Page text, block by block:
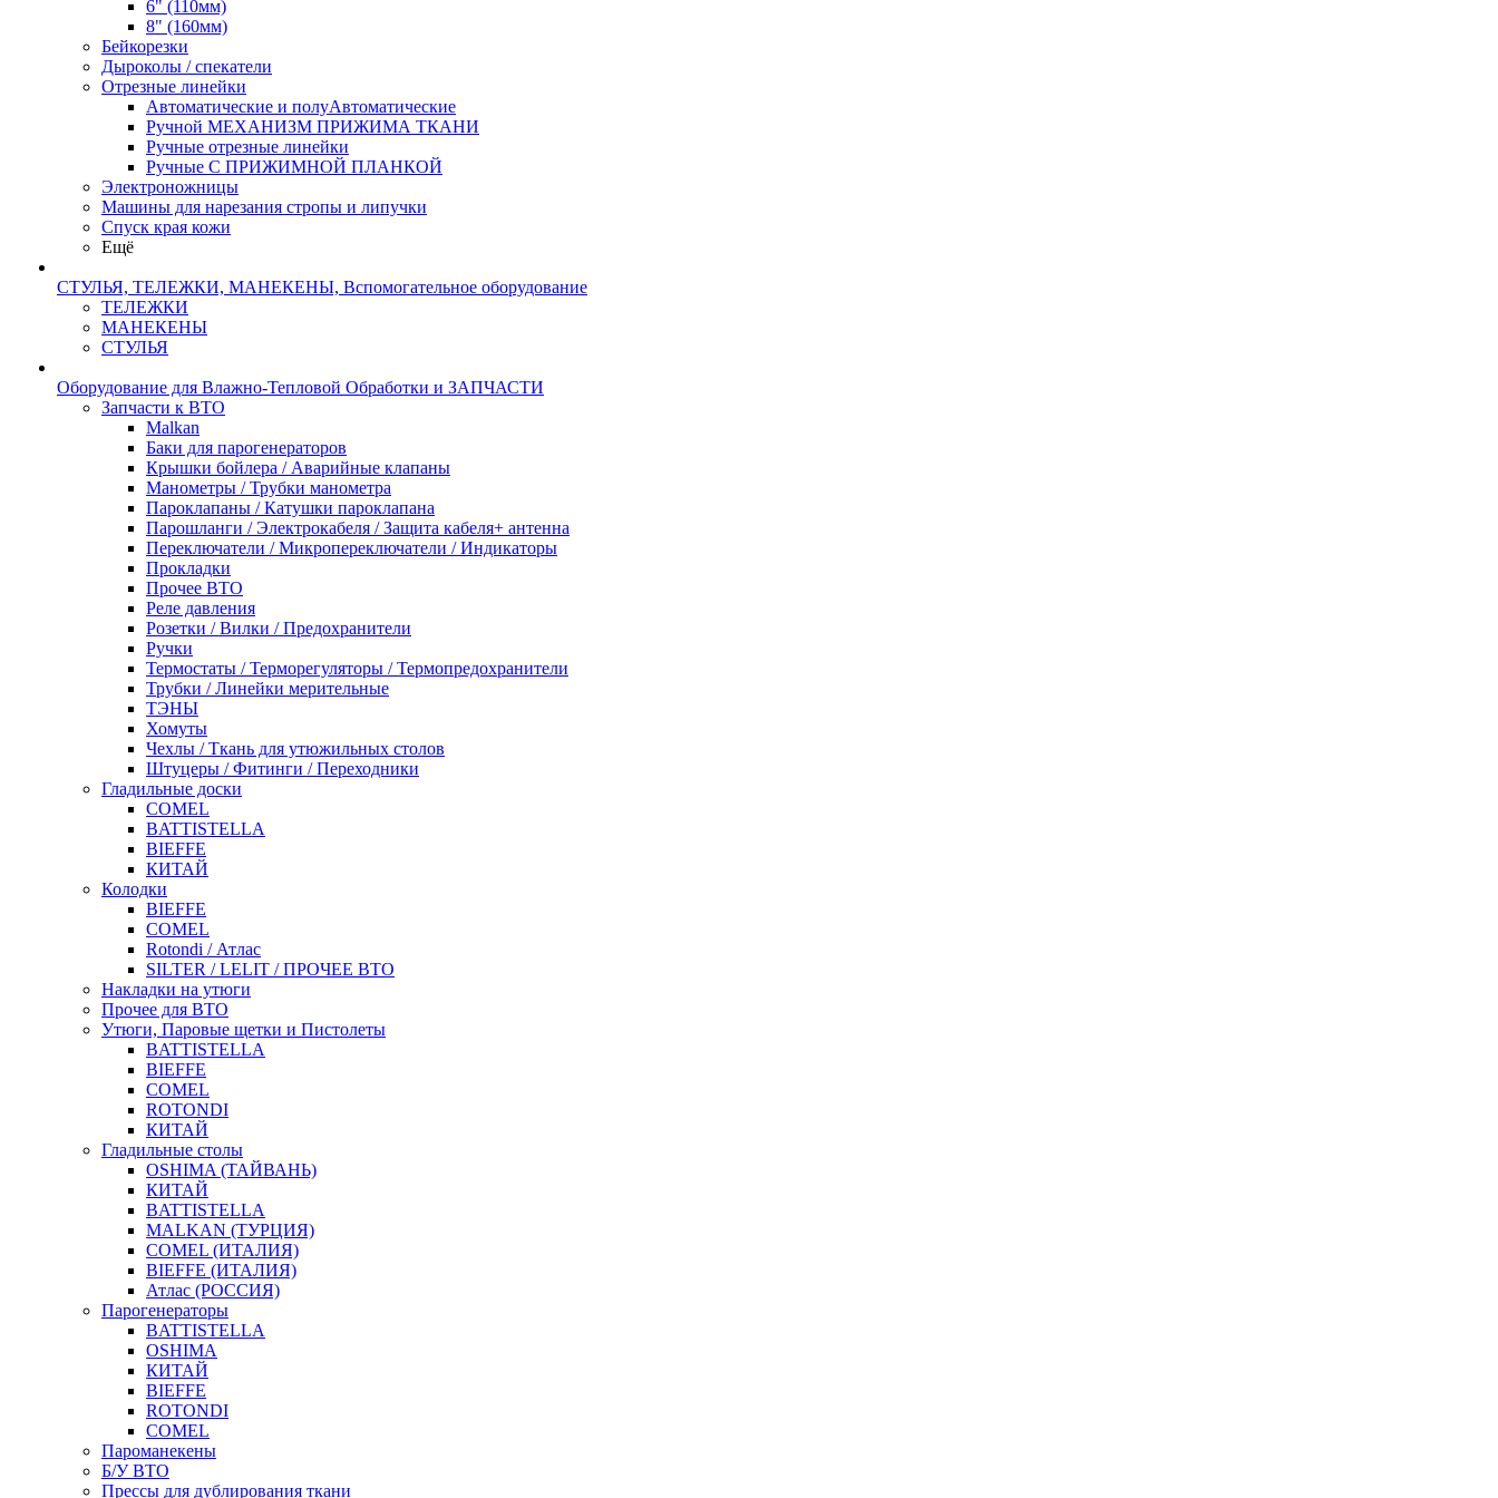
6" (110мм)
8" (160мм)
Бейкорезки
Дыроколы / спекатели
Отрезные линейки
Автоматические и полуАвтоматические
Ручной МЕХАНИЗМ ПРИЖИМА ТКАНИ
Ручные отрезные линейки
Ручные С ПРИЖИМНОЙ ПЛАНКОЙ
Электроножницы
Машины для нарезания стропы и липучки
Спуск края кожи
Ещё
СТУЛЬЯ, ТЕЛЕЖКИ, МАНЕКЕНЫ, Вспомогательное оборудование
ТЕЛЕЖКИ
МАНЕКЕНЫ
СТУЛЬЯ
Оборудование для Влажно-Тепловой Обработки и ЗАПЧАСТИ
Запчасти к ВТО
Malkan
Баки для парогенераторов
Крышки бойлера / Аварийные клапаны
Манометры / Трубки манометра
Пароклапаны / Катушки пароклапана
Парошланги / Электрокабеля / Защита кабеля+ антенна
Переключатели / Микропереключатели / Индикаторы
Прокладки
Прочее ВТО
Реле давления
Розетки / Вилки / Предохранители
Ручки
Термостаты / Терморегуляторы / Термопредохранители
Трубки / Линейки мерительные
ТЭНЫ
Хомуты
Чехлы / Ткань для утюжильных столов
Штуцеры / Фитинги / Переходники
Гладильные доски
COMEL
BATTISTELLA
BIEFFE
КИТАЙ
Колодки
BIEFFE
COMEL
Rotondi / Атлас
SILTER / LELIT / ПРОЧЕЕ ВТО
Накладки на утюги
Прочее для ВТО
Утюги, Паровые щетки и Пистолеты
BATTISTELLA
BIEFFE
COMEL
ROTONDI
КИТАЙ
Гладильные столы
OSHIMA (ТАЙВАНЬ)
КИТАЙ
BATTISTELLA
MALKAN (ТУРЦИЯ)
COMEL (ИТАЛИЯ)
BIEFFE (ИТАЛИЯ)
Атлас (РОССИЯ)
Парогенераторы
BATTISTELLA
OSHIMA
КИТАЙ
BIEFFE
ROTONDI
COMEL
Пароманекены
Б/У ВТО
Прессы для дублирования ткани